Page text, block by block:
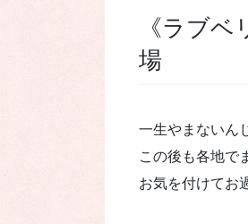
《ラブベリー》秋！かぼちゃのポタージュが今年も登
場
一生やまないん
この後も各地で
お気を付けてお